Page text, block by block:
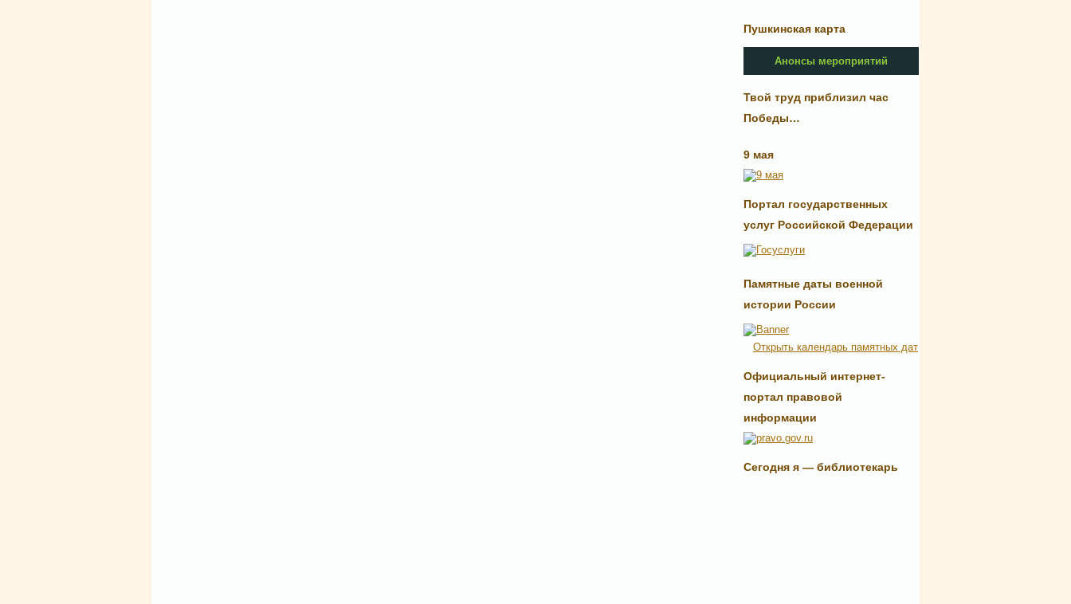
Пушкинская карта
Анонсы мероприятий
Твой труд приблизил час
Победы…
9 мая
Портал государственных
услуг Российской Федерации
Памятные даты военной
истории России
Открыть календарь памятных дат
Официальный интернет-
портал правовой
информации
Сегодня я — библиотекарь